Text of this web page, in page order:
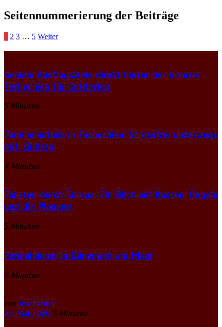
Seitennummerierung der Beiträge
2 3 … 5 Weiter
Geniale Ausflugsziele direkt hinter der Grenze:
Tschechien für Entdecker
5 Minuten
Familienurlaub in Tschechien: Stressfrei unterwegs
mit Kindern
4 Minuten
Fahrten durch Europa: Ein Blick auf Kosten, Regeln
und die Planung
5 Minuten
Ferienhäuser in Dänemark am Meer
6 Minuten
von Redaktion
22. Mai 2026 5 Minuten